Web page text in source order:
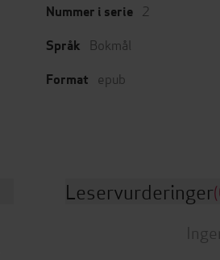
Nummer i serie 2
Språk Bokmål
Format epub
Leservurderinger